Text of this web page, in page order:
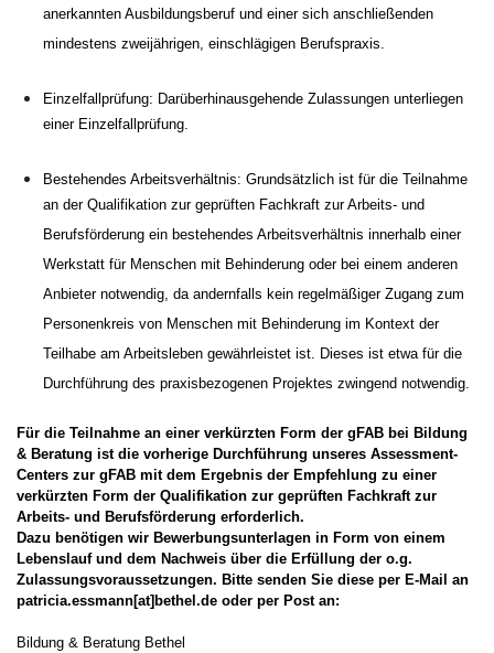
anerkannten Ausbildungsberuf und einer sich anschließenden
mindestens zweijährigen, einschlägigen Berufspraxis.
Einzelfallprüfung: Darüberhinausgehende Zulassungen unterliegen
einer Einzelfallprüfung.
Bestehendes Arbeitsverhältnis: Grundsätzlich ist für die Teilnahme
an der Qualifikation zur geprüften Fachkraft zur Arbeits- und
Berufsförderung ein bestehendes Arbeitsverhältnis innerhalb einer
Werkstatt für Menschen mit Behinderung oder bei einem anderen
Anbieter notwendig, da andernfalls kein regelmäßiger Zugang zum
Personenkreis von Menschen mit Behinderung im Kontext der
Teilhabe am Arbeitsleben gewährleistet ist. Dieses ist etwa für die
Durchführung des praxisbezogenen Projektes zwingend notwendig.
Für die Teilnahme an einer verkürzten Form der gFAB bei Bildung
& Beratung ist die vorherige Durchführung unseres Assessment-
Centers zur gFAB mit dem Ergebnis der Empfehlung zu einer
verkürzten Form der Qualifikation zur geprüften Fachkraft zur
Arbeits- und Berufsförderung erforderlich.
Dazu benötigen wir Bewerbungsunterlagen in Form von einem
Lebenslauf und dem Nachweis über die Erfüllung der o.g.
Zulassungsvoraussetzungen. Bitte senden Sie diese per E-Mail an
patricia.essmann[at]bethel.de oder per Post an:
Bildung & Beratung Bethel